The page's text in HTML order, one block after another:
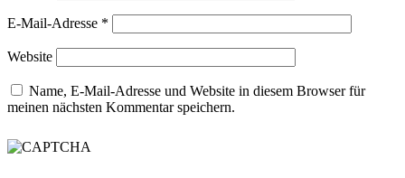
E-Mail-Adresse *
Website
Name, E-Mail-Adresse und Website in diesem Browser für
meinen nächsten Kommentar speichern.